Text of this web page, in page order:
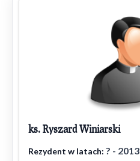
ks. Ryszard Winiarski
Rezydent w latach: ? - 2013